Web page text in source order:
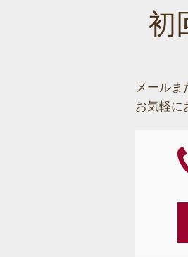
初
メールま
お気軽に